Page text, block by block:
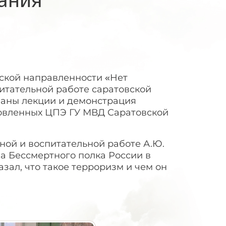
направленности «Нет
работе саратовской
лекции и демонстрация
ЦПЭ ГУ МВД Саратовской
и воспитательной работе А.Ю.
Бессмертного полка России в
что такое терроризм и чем он